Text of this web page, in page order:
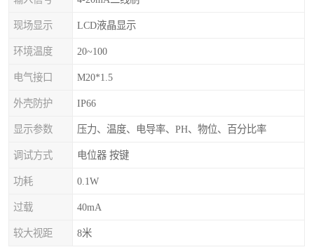
现场显示 LCD液晶显示
环境温度 20~100
电气接口 M20*1.5
外壳防护 IP66
显示参数 压力、温度、电导率、PH、物位、百分比率
调试方式 电位器 按键
功耗 0.1W
过载 40mA
较大视距 8米